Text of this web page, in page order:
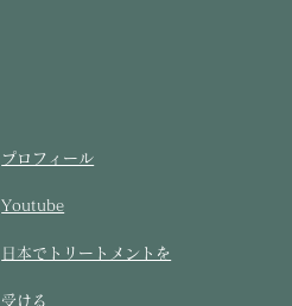
プロフィール
Youtube
​日本でトリートメントを
受ける​